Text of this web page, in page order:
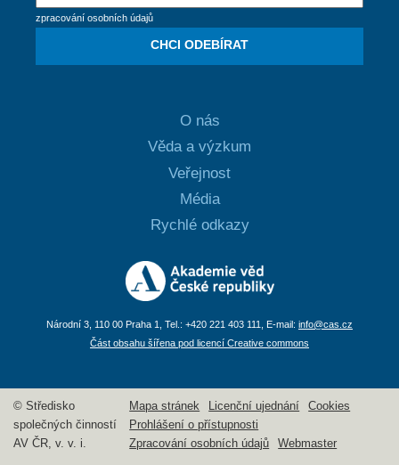
zpracování osobních údajů
CHCI ODEBÍRAT
O nás
Věda a výzkum
Veřejnost
Média
Rychlé odkazy
Národní 3, 110 00 Praha 1, Tel.: +420 221 403 111, E-mail: info@cas.cz
Část obsahu šířena pod licencí Creative commons
© Středisko
společných činností
AV ČR, v. v. i.
Mapa stránek Licenční ujednání
Cookies
Prohlášení o přístupnosti
Zpracování osobních údajů
Webmaster